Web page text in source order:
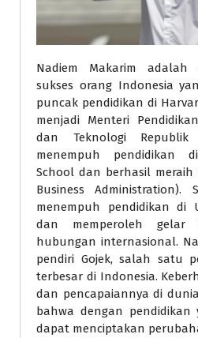
Nadiem Makarim
sukses orang Indonesia
puncak pendidikan di
menjadi Menteri
dan Teknologi Republik
menempuh pendidikan
School dan berhasil meraih
Business Administration).
menempuh pendidikan di
dan memperoleh
hubungan internasional.
pendiri Gojek, salah satu
terbesar di Indonesia.
dan pencapaiannya di
bahwa dengan pendidikan
dapat menciptakan